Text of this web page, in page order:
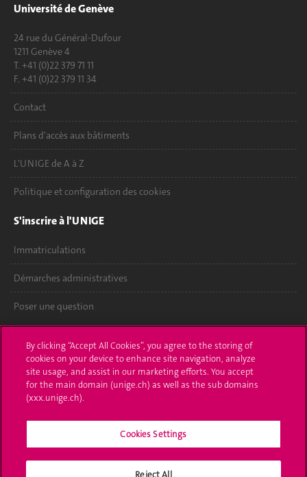
Université de Genève
24 rue du Général-Dufour
1211 Genève 4
T. +41 (0)22 379 71 11
F. +41 (0)22 379 11 34
Contact
Plans d'accès aux bâtiments
L'UNIGE de A à Z
Politique et configuration des cookies
S'inscrire à l'UNIGE
Immatriculations
Démarches administratives
Poser une question
UNIGE Mobile
Médias
Offres d'emploi
Bibliothèque
By clicking “Accept All Cookies”, you agree to the storing of
cookies on your device to enhance site navigation, analyze
site usage, and assist in our marketing efforts. You accept
for the main domain (unige.ch) as well as the sub domains
(xxx.unige.ch).
Cookies Settings
Reject All